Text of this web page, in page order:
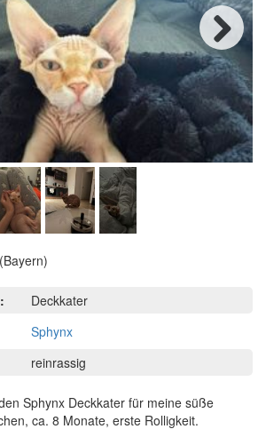
Next
Deckkater
Sphynx
reinrassig
Sphynx Deckkater für meine süße
ca. 8 Monate, erste Rolligkeit.